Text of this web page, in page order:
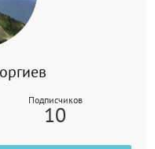
Подписчиков
10